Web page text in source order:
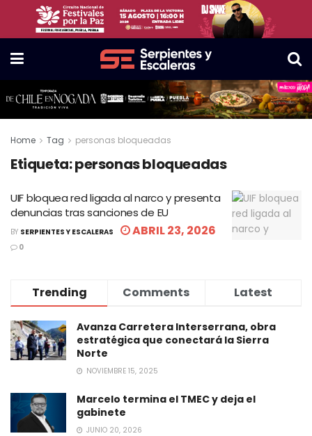
Home Tag personas bloqueadas
Etiqueta:personas bloqueadas
UIF bloquea red ligada al narco y presenta
denuncias tras sanciones de EU
BY SERPIENTES Y ESCALERAS ABRIL 23, 2026
0
Trending Comments Latest
Avanza Carretera Interserrana, obra
estratégica que conectará la Sierra
Norte
NOVIEMBRE 15, 2025
Marcelo termina el TMEC y deja el
gabinete
JUNIO 20, 2026